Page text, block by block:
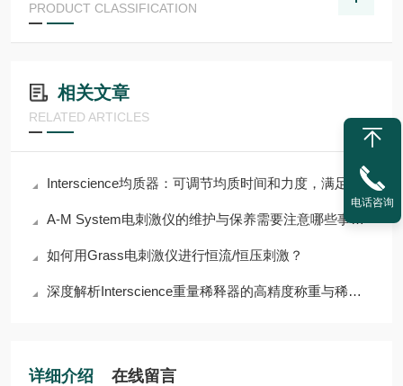
PRODUCT CLASSIFICATION
相关文章
RELATED ARTICLES
Interscience均质器：可调节均质时间和力度，满足多样需求
A-M System电刺激仪的维护与保养需要注意哪些事项？
如何用Grass电刺激仪进行恒流/恒压刺激？
深度解析Interscience重量稀释器的高精度称重与稀释功能
详细介绍 在线留言
电话咨询